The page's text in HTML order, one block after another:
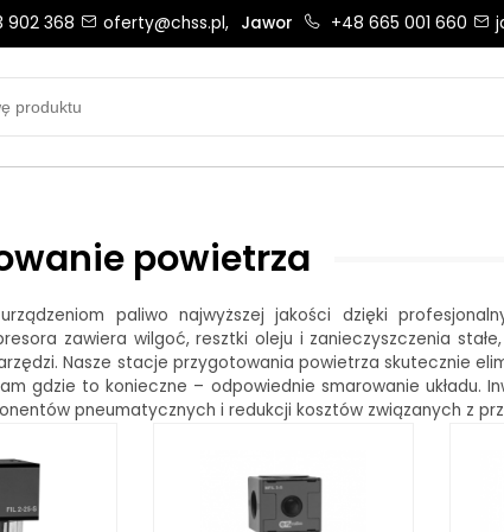
Biuro obsługi klienta:
+48 603 902 368
+48 603 902 368
Uszczelnienia techniczne:
+48 669 834 274
uszczelnienia@chss.pl
Magazyn 24H:
+48 731 349 406
info@chss.pl
902 368 oferty@chss.pl, Jawor +48 665 001 660
powietrza
paliwo najwyższej jakości dzięki
zawiera wilgoć, resztki oleju i zanieczyszczenia
Nasze stacje przygotowania powietrza skutecznie
gdzie to konieczne – odpowiednie smarowanie układu.
pneumatycznych i redukcji kosztów związanych z